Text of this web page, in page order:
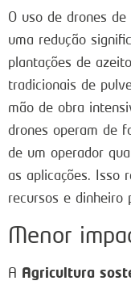
O uso de drones
uma redução
plantações de
tradicionais de
mão de obra
drones operam de
de um operador
as aplicações. Isso
recursos e dinheiro
Menor
A Agricultura